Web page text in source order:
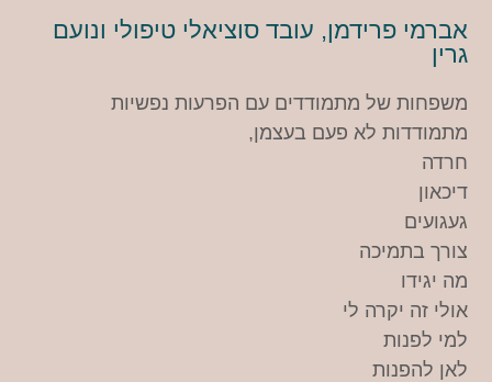
אברמי פרידמן, עובד סוציאלי טיפולי ונועם
גרין
משפחות של מתמודדים עם הפרעות נפשיות
מתמודדות לא פעם בעצמן,
חרדה
דיכאון
געגועים
צורך בתמיכה
מה יגידו
אולי זה יקרה לי
למי לפנות
לאן להפנות